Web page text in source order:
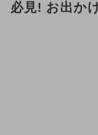
必見! お出か